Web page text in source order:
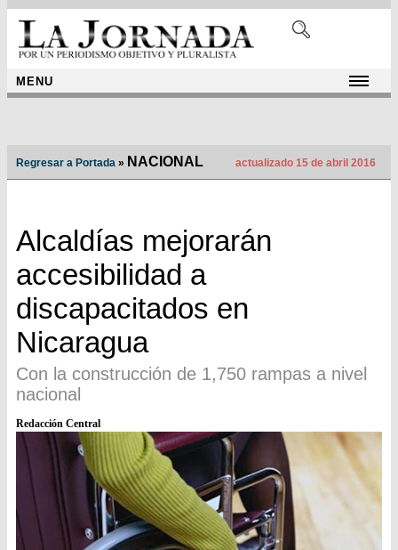
MENU
Regresar a Portada » NACIONAL actualizado 15 de abril 2016
Alcaldías mejorarán
accesibilidad a
discapacitados en
Nicaragua
Con la construcción de 1,750 rampas a nivel
nacional
Redacción Central